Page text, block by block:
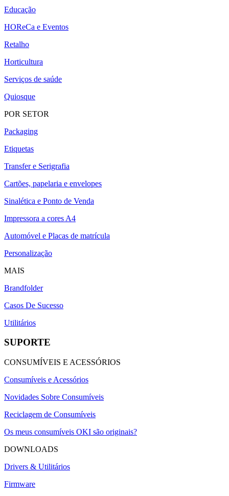
Educação
HOReCa e Eventos
Retalho
Horticultura
Serviços de saúde
Quiosque
POR SETOR
Packaging
Etiquetas
Transfer e Serigrafia
Cartões, papelaria e envelopes
Sinalética e Ponto de Venda
Impressora a cores A4
Automóvel e Placas de matrícula
Personalização
MAIS
Brandfolder
Casos De Sucesso
Utilitários
SUPORTE
CONSUMÍVEIS E ACESSÓRIOS
Consumíveis e Acessórios
Novidades Sobre Consumíveis
Reciclagem de Consumíveis
Os meus consumíveis OKI são originais?
DOWNLOADS
Drivers & Utilitários
Firmware